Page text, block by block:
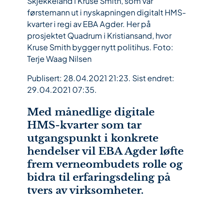
førstemann ut i nyskapningen digitalt HMS-
kvarter i regi av EBA Agder. Her på
prosjektet Quadrum i Kristiansand, hvor
Kruse Smith bygger nytt politihus. Foto:
Terje Waag Nilsen
Publisert: 28.04.2021 21:23. Sist endret:
29.04.2021 07:35.
Med månedlige digitale
HMS-kvarter som tar
utgangspunkt i konkrete
hendelser vil EBA Agder løfte
frem verneombudets rolle og
bidra til erfaringsdeling på
tvers av virksomheter.